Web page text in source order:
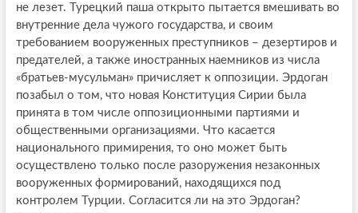
не лезет. Турецкий паша открыто пытается вмешивать во
внутренние дела чужого государства, и своим
требованием вооруженных преступников – дезертиров и
предателей, а также иностранных наемников из числа
«братьев-мусульман» причисляет к оппозиции. Эрдоган
позабыл о том, что новая Конституция Сирии была
принята в том числе оппозиционными партиями и
общественными организациями. Что касается
национального примирения, то оно может быть
осуществлено только после разоружения незаконных
вооруженных формирований, находящихся под
контролем Турции. Согласится ли на это Эрдоган?